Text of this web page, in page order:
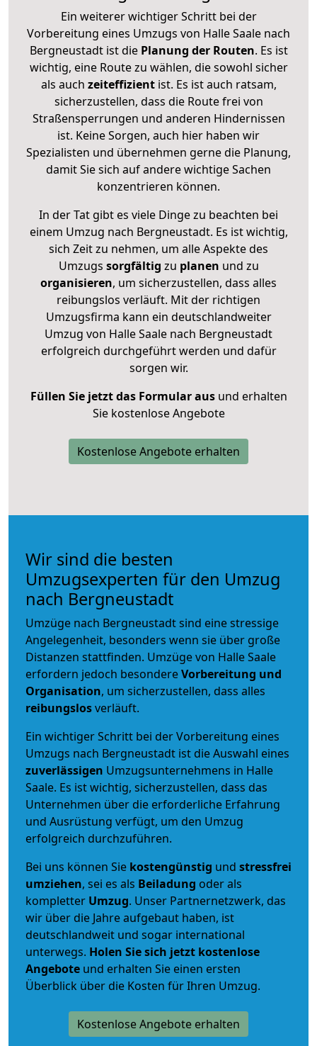
Ein weiterer wichtiger Schritt bei der
Vorbereitung eines Umzugs von Halle Saale nach
Bergneustadt ist diePlanung der Routen. Es ist
wichtig, eine Route zu wählen, die sowohl sicher
als auch zeiteffizientist. Es ist auch ratsam,
sicherzustellen, dass die Route frei von
Straßensperrungen und anderen Hindernissen
ist. Keine Sorgen, auch hier haben wir
Spezialisten und übernehmen gerne die Planung,
damit Sie sich auf andere wichtige Sachen
konzentrieren können.
In der Tat gibt es viele Dinge zu beachten bei
einem Umzug nach Bergneustadt. Es ist wichtig,
sich Zeit zu nehmen, um alle Aspekte des
Umzugs sorgfältig zu planen und zu
organisieren, um sicherzustellen, dass alles
reibungslos verläuft. Mit der richtigen
Umzugsfirma kann ein deutschlandweiter
Umzug von Halle Saale nach Bergneustadt
erfolgreich durchgeführt werden und dafür
sorgen wir.
Füllen Sie jetzt das Formular ausund erhalten
Sie kostenlose Angebote
Kostenlose Angebote erhalten
Wir sind die besten
Umzugsexperten für den Umzug
nach Bergneustadt
Umzüge nach Bergneustadt sind eine stressige
Angelegenheit, besonders wenn sie über große
Distanzen stattfinden. Umzüge von Halle Saale
erfordern jedoch besondereVorbereitung und
Organisation, um sicherzustellen, dass alles
reibungslosverläuft.
Ein wichtiger Schritt bei der Vorbereitung eines
Umzugs nach Bergneustadt ist die Auswahl eines
zuverlässigen Umzugsunternehmens in Halle
Saale. Es ist wichtig, sicherzustellen, dass das
Unternehmen über die erforderliche Erfahrung
und Ausrüstung verfügt, um den Umzug
erfolgreich durchzuführen.
Bei uns können Sie kostengünstig und stressfrei
umziehen, sei es als Beiladung oder als
kompletter Umzug. Unser Partnernetzwerk, das
wir über die Jahre aufgebaut haben, ist
deutschlandweit und sogar international
unterwegs. Holen Sie sich jetzt kostenlose
Angebote und erhalten Sie einen ersten
Überblick über die Kosten für Ihren Umzug.
Kostenlose Angebote erhalten